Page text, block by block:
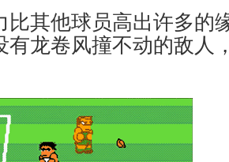
比其他球员高出许多的
有龙卷风撞不动的敌人